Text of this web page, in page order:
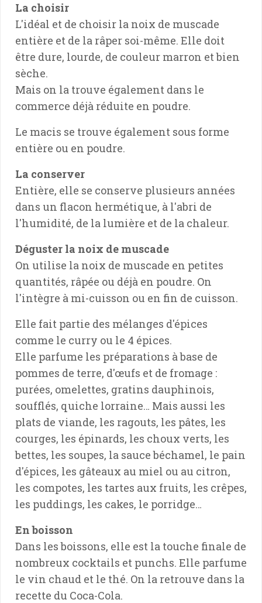
La choisir
L'idéal et de choisir la noix de muscade
entière et de la râper soi-même. Elle doit
être dure, lourde, de couleur marron et bien
sèche.
Mais on la trouve également dans le
commerce déjà réduite en poudre.
Le macis se trouve également sous forme
entière ou en poudre.
La conserver
Entière, elle se conserve plusieurs années
dans un flacon hermétique, à l'abri de
l'humidité, de la lumière et de la chaleur.
Déguster la noix de muscade
On utilise la noix de muscade en petites
quantités, râpée ou déjà en poudre. On
l'intègre à mi-cuisson ou en fin de cuisson.
Elle fait partie des mélanges d'épices
comme le curry ou le 4 épices.
Elle parfume les préparations à base de
pommes de terre, d'œufs et de fromage :
purées, omelettes, gratins dauphinois,
soufflés, quiche lorraine… Mais aussi les
plats de viande, les ragouts, les pâtes, les
courges, les épinards, les choux verts, les
bettes, les soupes, la sauce béchamel, le pain
d'épices, les gâteaux au miel ou au citron,
les compotes, les tartes aux fruits, les crêpes,
les puddings, les cakes, le porridge…
En boisson
Dans les boissons, elle est la touche finale de
nombreux cocktails et punchs. Elle parfume
le vin chaud et le thé. On la retrouve dans la
recette du Coca-Cola.